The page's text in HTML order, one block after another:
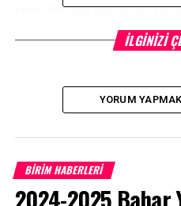
çıkan tercihler üzerinden
öğrencilerinin yansıra ÇOMÜ
ödüllerini Troya Kültür
İLGINIZI
YORUM
BİRİM HABERLERİ
2024-2025 Bahar